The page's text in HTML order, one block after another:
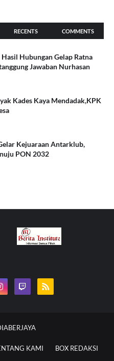
RECENTS COMMENTS
Hubungan Gelap Ratna
Jawaban Nurhasan
Kades Kaya Mendadak,KPK
Kejuaraan Antarklub,
PON 2032
KAMI BOX REDAKSI